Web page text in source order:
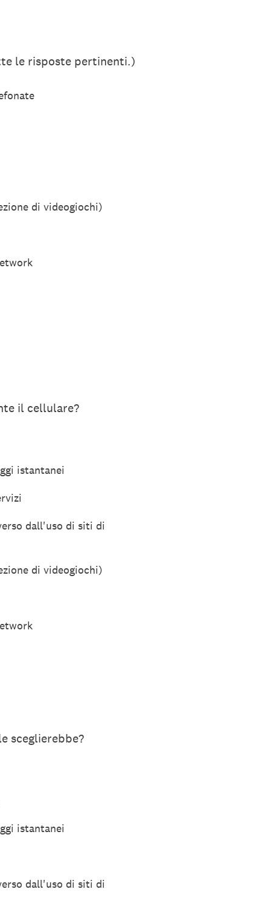
le risposte pertinenti.)
di videogiochi)
il cellulare?
istantanei
dall'uso di siti di
di videogiochi)
sceglierebbe?
istantanei
dall'uso di siti di